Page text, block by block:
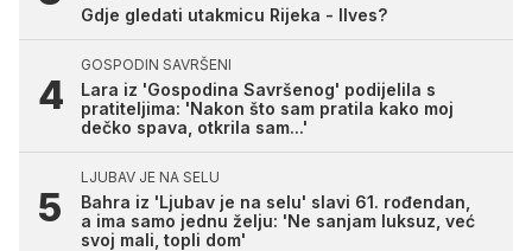
Gdje gledati utakmicu Rijeka - Ilves?
GOSPODIN SAVRŠENI
Lara iz 'Gospodina Savršenog' podijelila s
pratiteljima: 'Nakon što sam pratila kako moj
dečko spava, otkrila sam...'
LJUBAV JE NA SELU
Bahra iz 'Ljubav je na selu' slavi 61. rođendan,
a ima samo jednu želju: 'Ne sanjam luksuz, već
svoj mali, topli dom'